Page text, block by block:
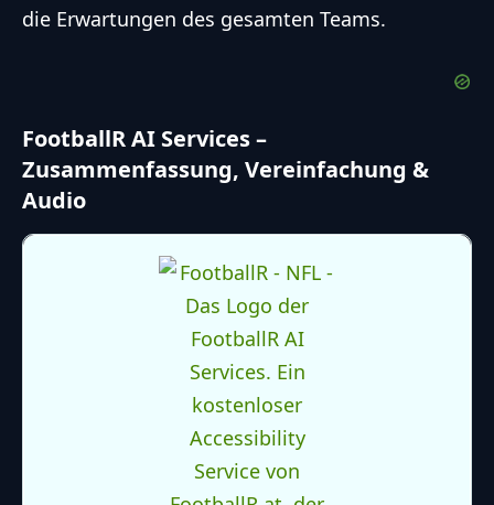
die Erwartungen des gesamten Teams.
FootballR AI Services –
Zusammenfassung, Vereinfachung &
Audio